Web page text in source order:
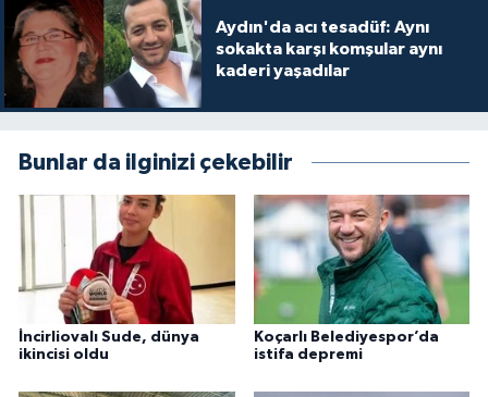
Aydın'da acı tesadüf: Aynı
sokakta karşı komşular aynı
kaderi yaşadılar
Bunlar da ilginizi çekebilir
İncirliovalı Sude, dünya
ikincisi oldu
Koçarlı Belediyespor’da
istifa depremi